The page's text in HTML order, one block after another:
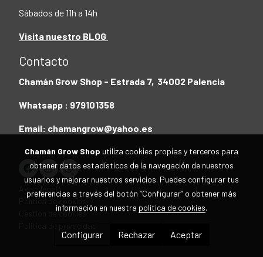
Sábados de 11h a 14h
Visita nuestro BLOG
Contacto
Chamán Grow Shop - Estrada 7, 34002 Palencia
Whatsapp : 979101358
Email: chamangrow@yahoo.es
Aviso legal
Política de cookies
Gestión de cookies
Chamán Grow Shop utiliza cookies propias y terceros para
obtener datos estadísticos de la navegación de nuestros
usuarios y mejorar nuestros servicios. Puedes configurar tus
preferencias a través del botón “Configurar” o obtener más
información en nuestra política de cookies.
Configurar Rechazar Aceptar